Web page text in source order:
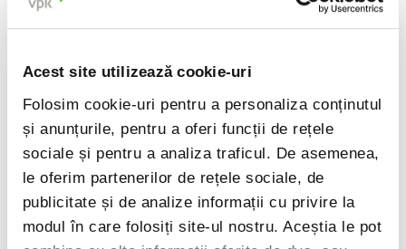
Acest site utilizează cookie-uri
Folosim cookie-uri pentru a personaliza conținutul
și anunțurile, pentru a oferi funcții de rețele
sociale și pentru a analiza traficul. De asemenea,
le oferim partenerilor de rețele sociale, de
publicitate și de analize informații cu privire la
modul în care folosiți site-ul nostru. Aceștia le pot
consumers want to have
sustainable packaging. VPK’s
situated throughout all of
our countries where our sites
are located can take you
through the e-commerce
specification process – from
beginning to the end.
Perfectly designed to fit for
Citește mai mult
Corrugated packaging: 5 steps towards